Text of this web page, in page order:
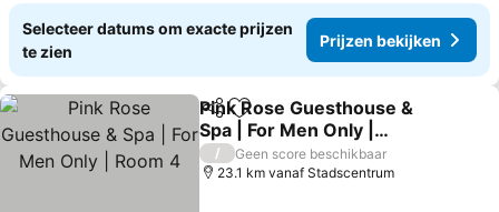
Selecteer datums om exacte prijzen
te zien
Prijzen bekijken
DelenToevoegen aan favorieten
Pink Rose Guesthouse &
Spa | For Men Only |
Room 4
Prijzen bekijken
/
Geen score beschikbaar
23.1 km vanaf Stadscentrum